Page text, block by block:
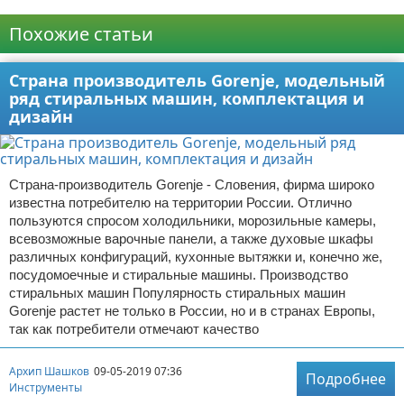
Похожие статьи
Страна производитель Gorenje, модельный
ряд стиральных машин, комплектация и
дизайн
Страна-производитель Gorenje - Словения, фирма широко
известна потребителю на территории России. Отлично
пользуются спросом холодильники, морозильные камеры,
всевозможные варочные панели, а также духовые шкафы
различных конфигураций, кухонные вытяжки и, конечно же,
посудомоечные и стиральные машины. Производство
стиральных машин Популярность стиральных машин
Gorenje растет не только в России, но и в странах Европы,
так как потребители отмечают качество
Архип Шашков 09-05-2019 07:36
Инструменты
Подробнее